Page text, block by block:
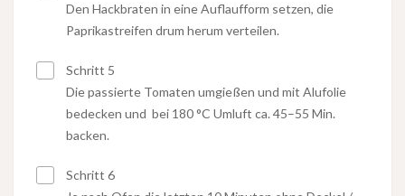
Den Hackbraten in eine Auflaufform setzen, die
Paprikastreifen drum herum verteilen.
Schritt 5
Die passierte Tomaten umgießen und mit Alufolie
bedecken und bei 180 °C Umluft ca. 45–55 Min.
backen.
Schritt 6